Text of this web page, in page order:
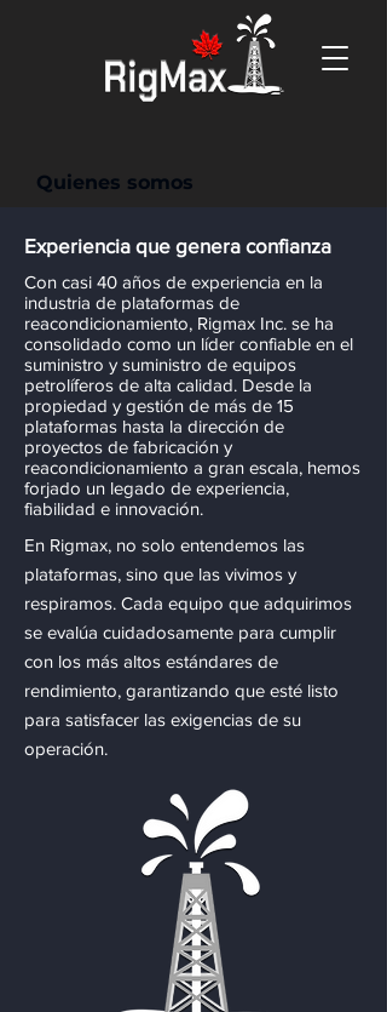
Quienes somos
Experiencia que genera confianza
Con casi 40 años de experiencia en la
industria de plataformas de
reacondicionamiento, Rigmax Inc. se ha
consolidado como un líder confiable en el
suministro y suministro de equipos
petrolíferos de alta calidad. Desde la
propiedad y gestión de más de 15
plataformas hasta la dirección de
proyectos de fabricación y
reacondicionamiento a gran escala, hemos
forjado un legado de experiencia,
fiabilidad e innovación.
En Rigmax, no solo entendemos las
plataformas, sino que las vivimos y
respiramos. Cada equipo que adquirimos
se evalúa cuidadosamente para cumplir
con los más altos estándares de
rendimiento, garantizando que esté listo
para satisfacer las exigencias de su
operación.